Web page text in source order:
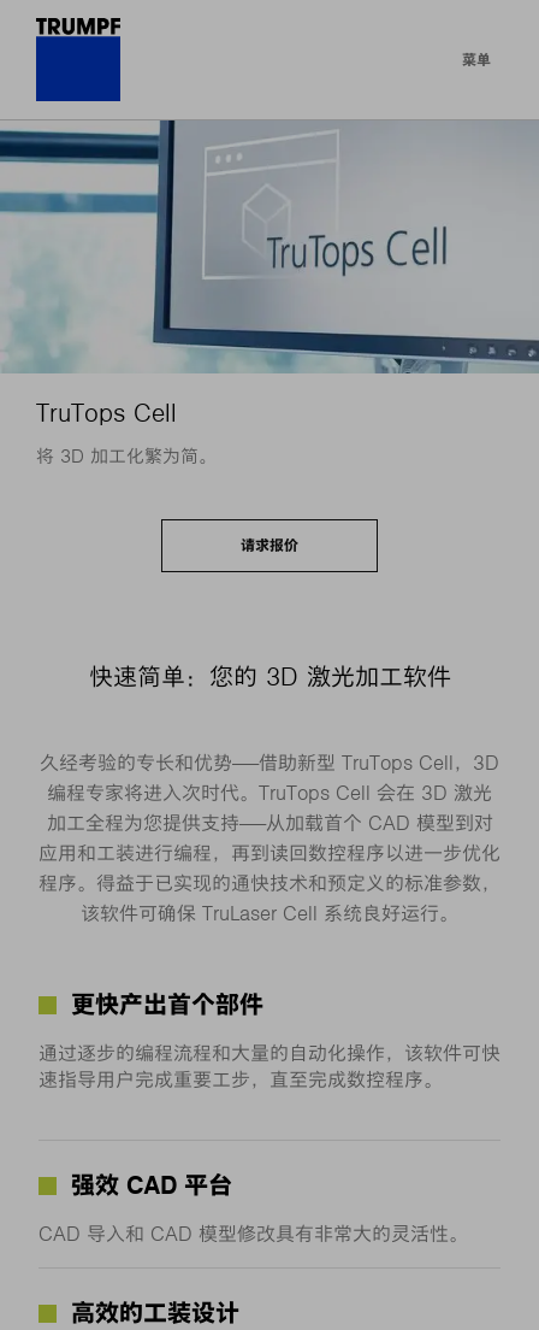
菜单
TruTops Cell
将 3D 加工化繁为简。
请求报价
快速简单：您的 3D 激光加工软件
久经考验的专长和优势——借助新型 TruTops Cell，3D
编程专家将进入次时代。TruTops Cell 会在 3D 激光
加工全程为您提供支持——从加载首个 CAD 模型到对
应用和工装进行编程，再到读回数控程序以进一步优化
程序。得益于已实现的通快技术和预定义的标准参数，
该软件可确保 TruLaser Cell 系统良好运行。
更快产出首个部件
通过逐步的编程流程和大量的自动化操作，该软件可快
速指导用户完成重要工步，直至完成数控程序。
强效 CAD 平台
CAD 导入和 CAD 模型修改具有非常大的灵活性。
高效的工装设计